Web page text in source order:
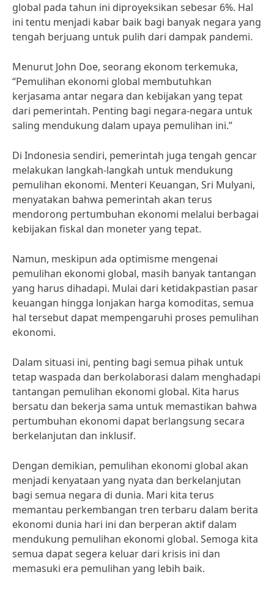
global pada tahun ini diproyeksikan sebesar 6%. Hal
ini tentu menjadi kabar baik bagi banyak negara yang
tengah berjuang untuk pulih dari dampak pandemi.
Menurut John Doe, seorang ekonom terkemuka,
“Pemulihan ekonomi global membutuhkan
kerjasama antar negara dan kebijakan yang tepat
dari pemerintah. Penting bagi negara-negara untuk
saling mendukung dalam upaya pemulihan ini.”
Di Indonesia sendiri, pemerintah juga tengah gencar
melakukan langkah-langkah untuk mendukung
pemulihan ekonomi. Menteri Keuangan, Sri Mulyani,
menyatakan bahwa pemerintah akan terus
mendorong pertumbuhan ekonomi melalui berbagai
kebijakan fiskal dan moneter yang tepat.
Namun, meskipun ada optimisme mengenai
pemulihan ekonomi global, masih banyak tantangan
yang harus dihadapi. Mulai dari ketidakpastian pasar
keuangan hingga lonjakan harga komoditas, semua
hal tersebut dapat mempengaruhi proses pemulihan
ekonomi.
Dalam situasi ini, penting bagi semua pihak untuk
tetap waspada dan berkolaborasi dalam menghadapi
tantangan pemulihan ekonomi global. Kita harus
bersatu dan bekerja sama untuk memastikan bahwa
pertumbuhan ekonomi dapat berlangsung secara
berkelanjutan dan inklusif.
Dengan demikian, pemulihan ekonomi global akan
menjadi kenyataan yang nyata dan berkelanjutan
bagi semua negara di dunia. Mari kita terus
memantau perkembangan tren terbaru dalam berita
ekonomi dunia hari ini dan berperan aktif dalam
mendukung pemulihan ekonomi global. Semoga kita
semua dapat segera keluar dari krisis ini dan
memasuki era pemulihan yang lebih baik.